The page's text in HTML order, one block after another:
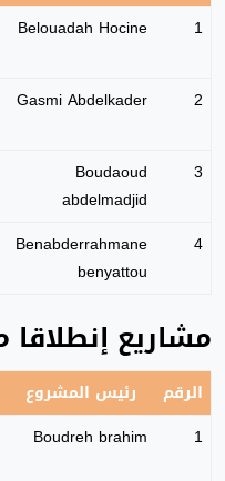
1
Belouadah Hocine
2
Gasmi Abdelkader
3
Boudaoud
abdelmadjid
4
Benabderrahmane
benyattou
مشاريع إنطلاقا من :
الرقم رئيس المشروع
1
Boudreh brahim